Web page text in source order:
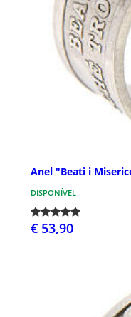
Anel "Beati i
DISPONÍVEL
€ 53,90